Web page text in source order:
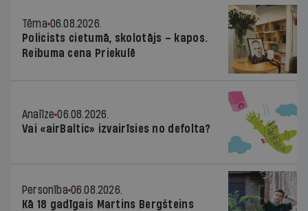
Tēma 06.08.2026.
Policists cietumā, skolotājs – kapos.
Reibuma cena Priekulē
Analīze 06.08.2026.
Vai «airBaltic» izvairīsies no defolta?
Personība 06.08.2026.
Kā 18 gadīgais Martins Bergšteins